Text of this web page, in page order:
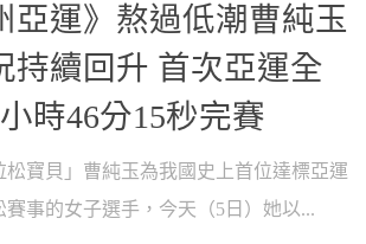
亞運》熬過低潮曹純玉
持續回升 首次亞運全
時46分15秒完賽
松寶貝」曹純玉為我國史上首位達標亞運
賽事的女子選手，今天（5日）她以...